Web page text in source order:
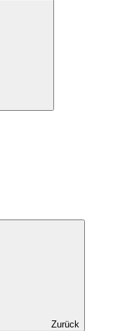
Zurück